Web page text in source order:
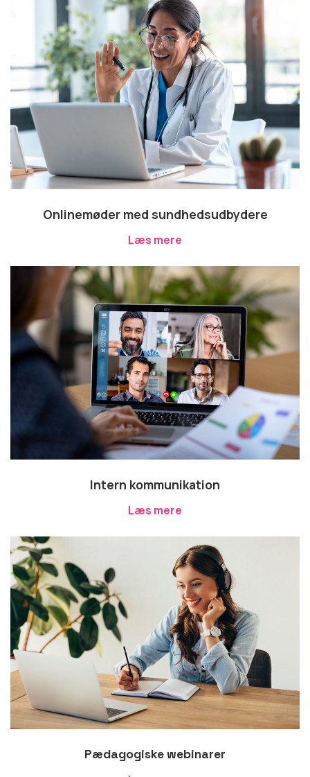
Onlinemøder med sundhedsudbydere
Læs mere
Intern kommunikation
Læs mere
Pædagogiske webinarer